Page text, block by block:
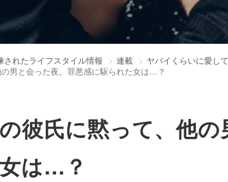
れたライフスタイル情報 連載
ヤバイくらいに愛し
男と会った夜。罪悪感に駆られた女は…？
彼氏に黙って、他
は…？